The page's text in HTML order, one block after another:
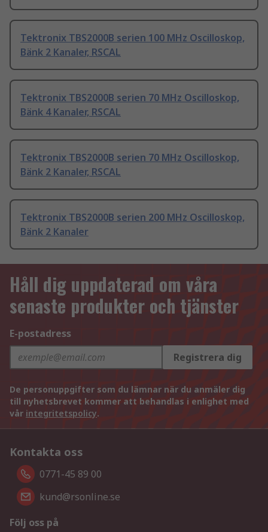
Tektronix TBS2000B serien 100 MHz Oscilloskop,
Bänk 2 Kanaler, RSCAL
Tektronix TBS2000B serien 70 MHz Oscilloskop,
Bänk 4 Kanaler, RSCAL
Tektronix TBS2000B serien 70 MHz Oscilloskop,
Bänk 2 Kanaler, RSCAL
Tektronix TBS2000B serien 200 MHz Oscilloskop,
Bänk 2 Kanaler
Håll dig uppdaterad om våra
senaste produkter och tjänster
E-postadress
Registrera dig
De personuppgifter som du lämnar när du anmäler dig
till nyhetsbrevet kommer att behandlas i enlighet med
vår integritetspolicy.
Kontakta oss
0771-45 89 00
kund@rsonline.se
Följ oss på